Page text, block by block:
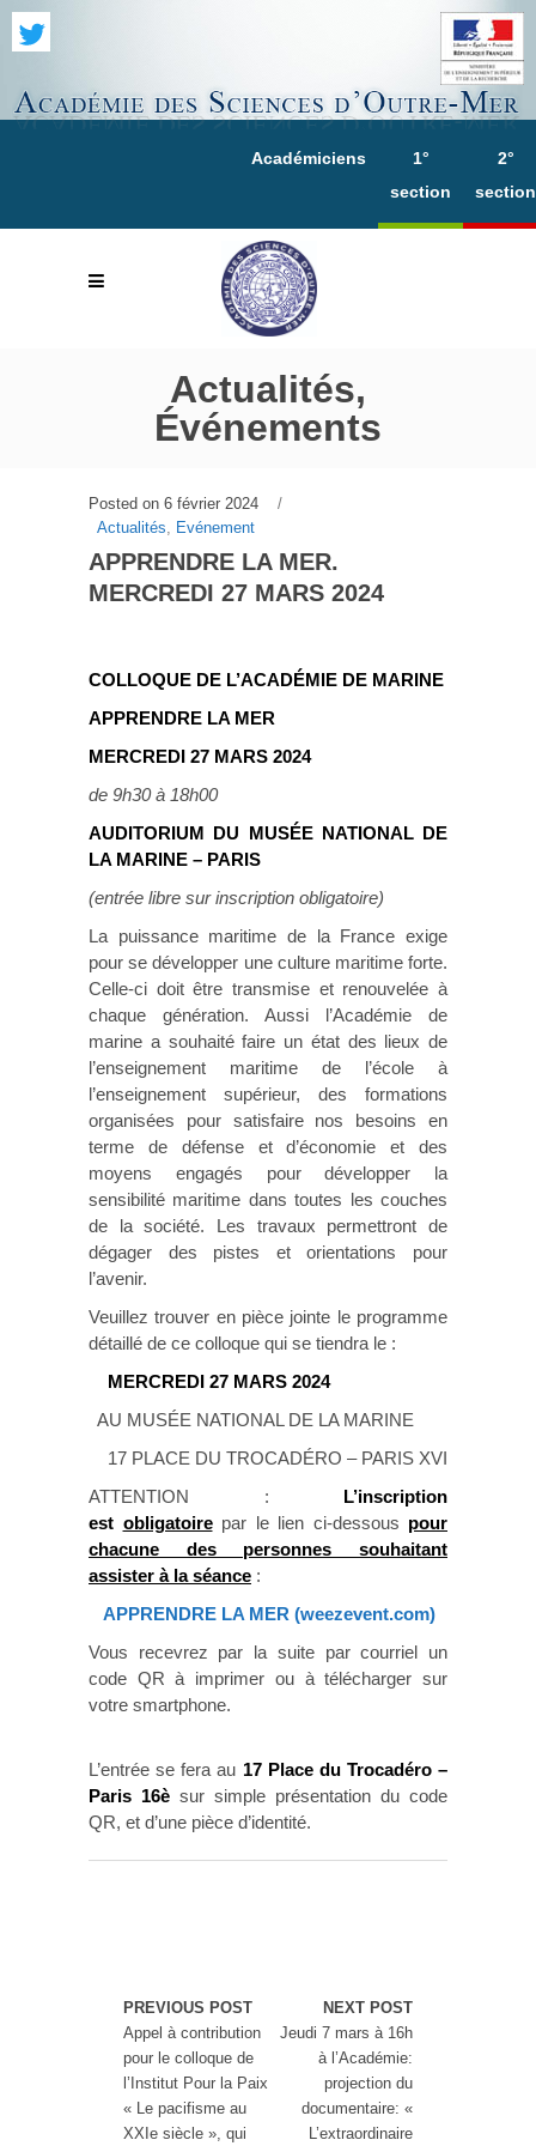
Académiciens
1°
section
2°
section
Actualités,
Événements
Posted on 6 février 2024
Actualités, Evénement
APPRENDRE LA MER.
MERCREDI 27 MARS 2024
COLLOQUE DE L’ACADÉMIE DE MARINE
APPRENDRE LA MER
MERCREDI 27 MARS 2024
de 9h30 à 18h00
AUDITORIUM DU MUSÉE NATIONAL DE
LA MARINE – PARIS
(entrée libre sur inscription obligatoire)
La puissance maritime de la France exige
pour se développer une culture maritime forte.
Celle-ci doit être transmise et renouvelée à
chaque génération. Aussi l’Académie de
marine a souhaité faire un état des lieux de
l’enseignement maritime de l’école à
l’enseignement supérieur, des formations
organisées pour satisfaire nos besoins en
terme de défense et d’économie et des
moyens engagés pour développer la
sensibilité maritime dans toutes les couches
de la société. Les travaux permettront de
dégager des pistes et orientations pour
l’avenir.
Veuillez trouver en pièce jointe le programme
détaillé de ce colloque qui se tiendra le :
MERCREDI 27 MARS 2024
AU MUSÉE NATIONAL DE LA MARINE
17 PLACE DU TROCADÉRO – PARIS XVI
ATTENTION : L’inscription
est obligatoire par le lien ci-dessous pour
chacune des personnes souhaitant
assister à la séance :
APPRENDRE LA MER (weezevent.com)
Vous recevrez par la suite par courriel un
code QR à imprimer ou à télécharger sur
votre smartphone.
L’entrée se fera au 17 Place du Trocadéro –
Paris 16è sur simple présentation du code
QR, et d’une pièce d’identité.
PREVIOUS POST
Appel à contribution
pour le colloque de
l’Institut Pour la Paix
« Le pacifisme au
XXIe siècle », qui
NEXT POST
Jeudi 7 mars à 16h
à l’Académie:
projection du
documentaire: «
L’extraordinaire